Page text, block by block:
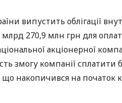
випустить облігації
млрд 270,9 млн грн для
акціонерної
змогу компанії сплатити
накопичився на початок